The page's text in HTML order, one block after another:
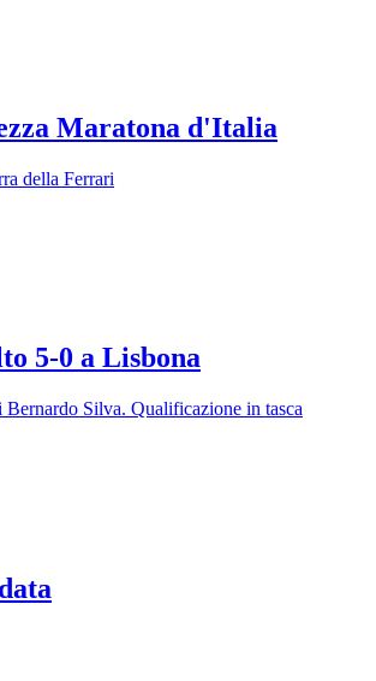
Maratona d'Italia
della Ferrari
5-0 a Lisbona
Silva. Qualificazione in tasca